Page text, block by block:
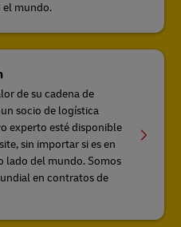
el mundo.
de su cadena de
socio de logística
experto esté disponible
sin importar si es en
lado del mundo. Somos
en contratos de